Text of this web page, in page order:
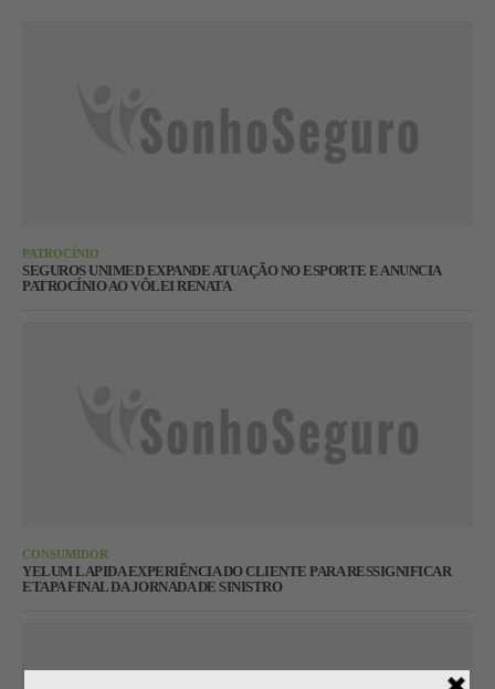
PATROCÍNIO
SEGUROS UNIMED EXPANDE ATUAÇÃO NO ESPORTE E ANUNCIA
PATROCÍNIO AO VÔLEI RENATA
CONSUMIDOR
YELUM LAPIDA EXPERIÊNCIA DO CLIENTE PARA RESSIGNIFICAR
ETAPA FINAL DA JORNADA DE SINISTRO